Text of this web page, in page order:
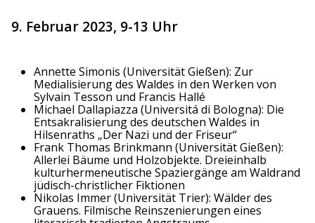
9. Februar 2023, 9-13 Uhr
Annette Simonis (Universität Gießen): Zur
Medialisierung des Waldes in den Werken von
Sylvain Tesson und Francis Hallé
Michael Dallapiazza (Universitá di Bologna): Die
Entsakralisierung des deutschen Waldes in
Hilsenraths „Der Nazi und der Friseur“
Frank Thomas Brinkmann (Universität Gießen):
Allerlei Bäume und Holzobjekte. Dreieinhalb
kulturhermeneutische Spaziergänge am Waldrand
jüdisch-christlicher Fiktionen
Nikolas Immer (Universität Trier): Wälder des
Grauens. Filmische Reinszenierungen eines